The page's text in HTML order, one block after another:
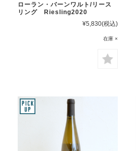
ローラン・バーンワルト/リース
リング Riesling2020
¥5,830(税込)
在庫 ×